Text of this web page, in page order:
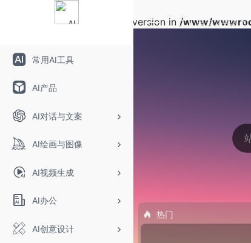
: Array to string conversion in /www/
常用AI工具
AI产品
AI对话与文案
AI绘画与图像
AI视频生成
AI办公
AI创意设计
自定义书签页
热门